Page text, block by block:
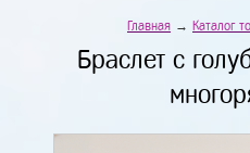
Главная → Каталог
Браслет с